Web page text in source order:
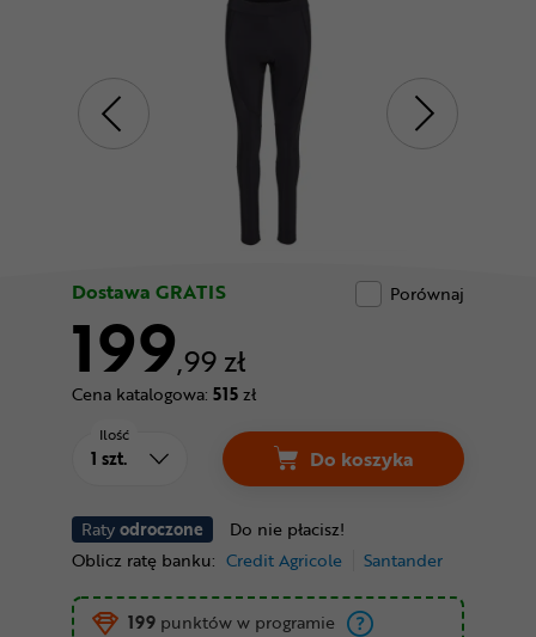
Superoferta
Dostawa GRATIS Porównaj
199,99 zł
Cena katalogowa: 515zł
Ratyodroczone
Do nie płacisz!
Oblicz ratę banku: Credit Agricole Santander
Ilość
Do koszyka
199 punktów w programie